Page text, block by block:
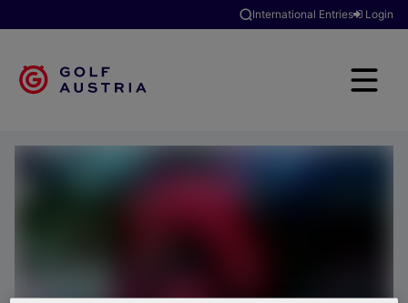
International Entries Login